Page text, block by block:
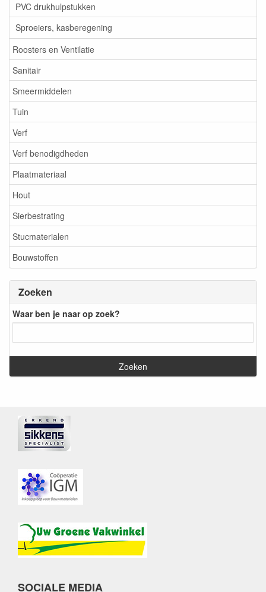
PVC drukhulpstukken
Sproeiers, kasberegening
Roosters en Ventilatie
Sanitair
Smeermiddelen
Tuin
Verf
Verf benodigdheden
Plaatmateriaal
Hout
Sierbestrating
Stucmaterialen
Bouwstoffen
Zoeken
Waar ben je naar op zoek?
SOCIALE MEDIA